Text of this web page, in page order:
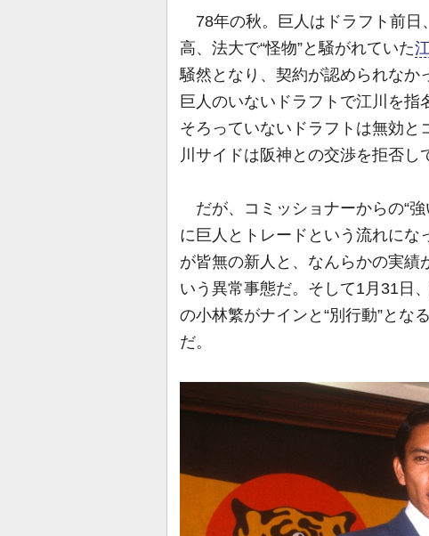
78年の秋。巨人はドラフト前日
高、法大で“怪物”と騒がれていた
騒然となり、契約が認められなか
巨人のいないドラフトで江川を
そろっていないドラフトは無効
川サイドは阪神との交渉を拒否し
だが、コミッショナーからの“
に巨人とトレードという流れに
が皆無の新人と、なんらかの実績
いう異常事態だ。そして1月31日
の小林繁がナインと“別行動”とな
だ。